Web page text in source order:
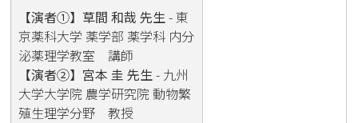
【演者①】草間 和哉 先生- 東
京薬科大学 薬学部 薬学科 内分
泌薬理学教室 講師
【演者②】宮本 圭 先生- 九州
大学大学院 農学研究院 動物繁
殖生理学分野 教授